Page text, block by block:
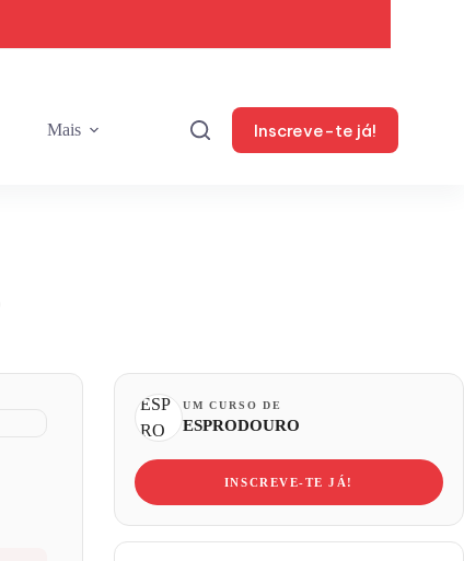
Mais Inscreve-te já!
UM CURSO DE
ESPRODOURO
INSCREVE-TE JÁ!